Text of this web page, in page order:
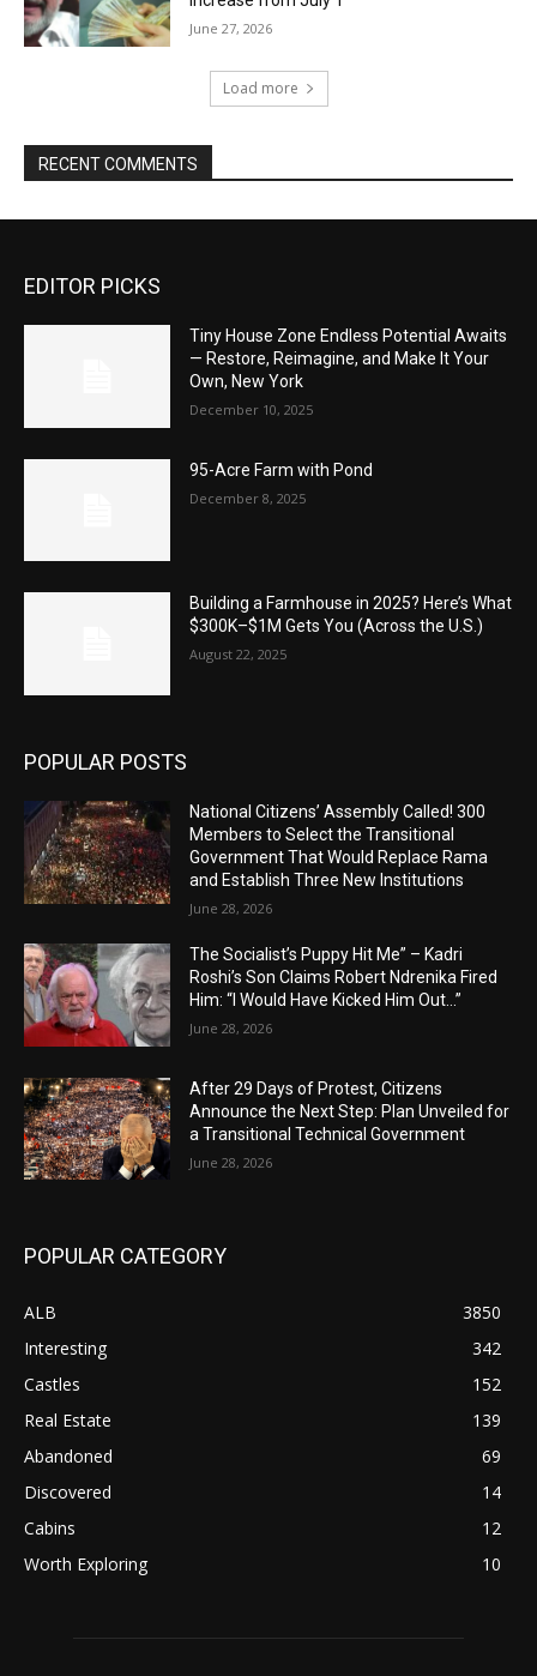
June 27, 2026
Load more
RECENT COMMENTS
EDITOR PICKS
Tiny House Zone Endless Potential Awaits
— Restore, Reimagine, and Make It Your
Own, New York
December 10, 2025
95-Acre Farm with Pond
December 8, 2025
Building a Farmhouse in 2025? Here’s What
$300K–$1M Gets You (Across the U.S.)
August 22, 2025
POPULAR POSTS
National Citizens’ Assembly Called! 300
Members to Select the Transitional
Government That Would Replace Rama
and Establish Three New Institutions
June 28, 2026
The Socialist’s Puppy Hit Me” – Kadri
Roshi’s Son Claims Robert Ndrenika Fired
Him: “I Would Have Kicked Him Out…”
June 28, 2026
After 29 Days of Protest, Citizens
Announce the Next Step: Plan Unveiled for
a Transitional Technical Government
June 28, 2026
POPULAR CATEGORY
ALB
3850
Interesting
342
Castles
152
Real Estate
139
Abandoned
69
Discovered
14
Cabins
12
Worth Exploring
10